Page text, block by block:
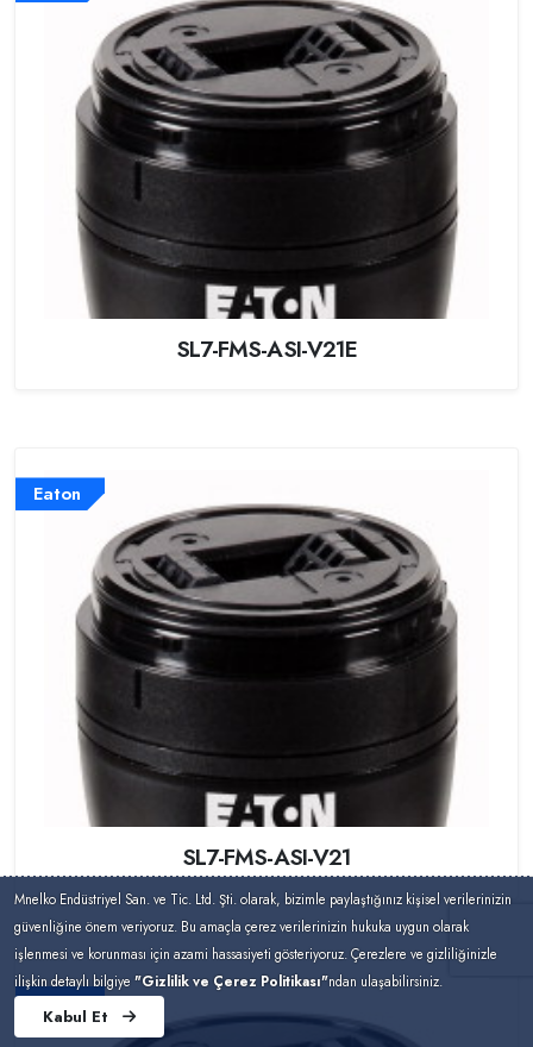
SL7-FMS-ASI-V21E
Eaton
SL7-FMS-ASI-V21
Eaton
Mnelko Endüstriyel San. ve Tic. Ltd. Şti. olarak, bizimle paylaştığınız kişisel verilerinizin
güvenliğine önem veriyoruz. Bu amaçla çerez verilerinizin hukuka uygun olarak
işlenmesi ve korunması için azami hassasiyeti gösteriyoruz. Çerezlere ve gizliliğinizle
ilişkin detaylı bilgiye "Gizlilik ve Çerez Politikası"ndan ulaşabilirsiniz.
Kabul Et